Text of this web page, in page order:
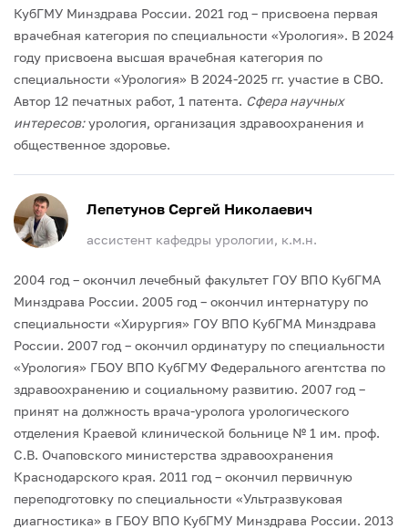
КубГМУ Минздрава России. 2021 год – присвоена первая
врачебная категория по специальности «Урология». В 2024
году присвоена высшая врачебная категория по
специальности «Урология» В 2024-2025 гг. участие в СВО.
Автор 12 печатных работ, 1 патента. Сфера научных
интересов:урология, организация здравоохранения и
общественное здоровье.
Лепетунов Сергей Николаевич
ассистент кафедры урологии, к.м.н.
2004 год – окончил лечебный факультет ГОУ ВПО КубГМА
Минздрава России. 2005 год – окончил интернатуру по
специальности «Хирургия» ГОУ ВПО КубГМА Минздрава
России. 2007 год – окончил ординатуру по специальности
«Урология» ГБОУ ВПО КубГМУ Федерального агентства по
здравоохранению и социальному развитию. 2007 год –
принят на должность врача-уролога урологического
отделения Краевой клинической больнице № 1 им. проф.
С.В. Очаповского министерства здравоохранения
Краснодарского края. 2011 год – окончил первичную
переподготовку по специальности «Ультразвуковая
диагностика» в ГБОУ ВПО КубГМУ Минздрава России. 2013